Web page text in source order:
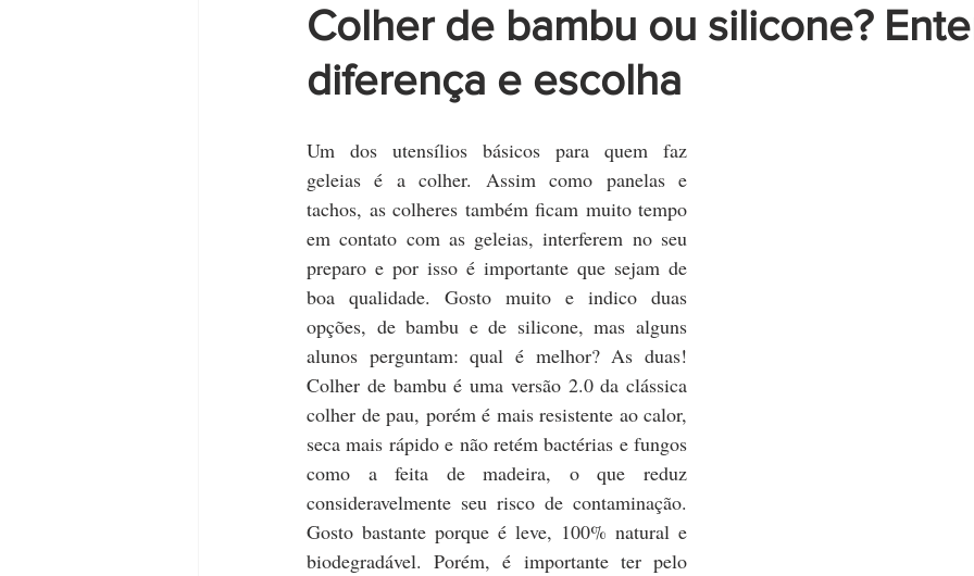
Colher de bambu ou silicone?
diferença e escolha
Um dos utensílios básicos para quem faz
geleias é a colher. Assim como panelas e
tachos, as colheres também ficam muito tempo
em contato com as geleias, interferem no seu
preparo e por isso é importante que sejam de
boa qualidade. Gosto muito e indico duas
opções, de bambu e de silicone, mas alguns
alunos perguntam: qual é melhor? As duas!
Colher de bambu é uma versão 2.0 da clássica
colher de pau, porém é mais resistente ao calor,
seca mais rápido e não retém bactérias e fungos
como a feita de madeira, o que reduz
consideravelmente seu risco de contaminação.
Gosto bastante porque é leve, 100% natural e
biodegradável. Porém, é importante ter pelo